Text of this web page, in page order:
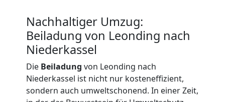
Nachhaltiger Umzug:
Beiladung von Leonding nach
Niederkassel
Die Beiladung von Leonding nach
Niederkassel ist nicht nur kosteneffizient,
sondern auch umweltschonend. In einer Zeit,
Mann
LKW